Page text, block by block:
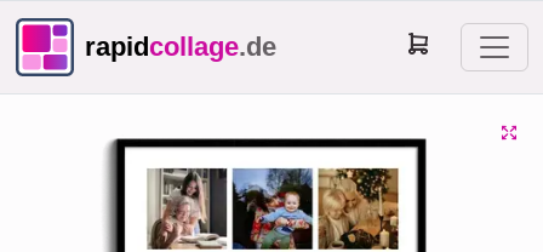
rapidcollage.de